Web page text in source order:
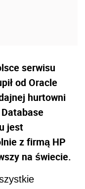
serwisu
od Oracle
hurtowni
jest
z firmą HP
na świecie.